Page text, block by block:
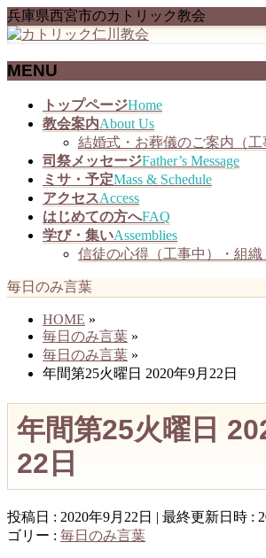
兵庫県西宮市のカトリック教会
MENU
トップページHome
教会案内About Us
結婚式・お葬儀のご案内（工
司祭メッセージFather’s Message
ミサ・予定Mass & Schedule
アクセスAccess
はじめての方へFAQ
学び・集いAssemblies
信徒の心得（工事中）・組織
毎日のみ言葉
HOME »
毎日のみ言葉 »
毎日のみ言葉 »
年間第25火曜日 2020年9月22日
年間第25火曜日
22日
投稿日 : 2020年9月22日 最終更新日時 :
ゴリー : 毎日のみ言葉